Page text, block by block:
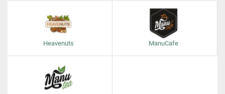
Heavenuts ManuCafe